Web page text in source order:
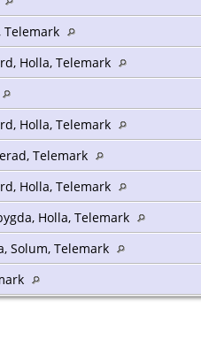
Telemark
Holla, Telemark
Holla, Telemark
Telemark
Holla, Telemark
Holla, Telemark
Solum, Telemark